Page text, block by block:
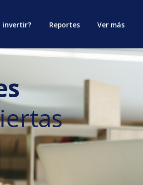
invertir? Reportes Ver más